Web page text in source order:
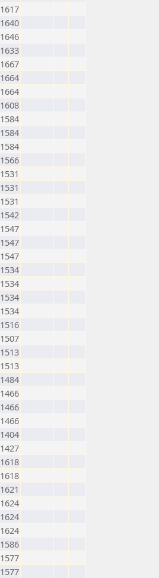
1617
1640
1646
1633
1667
1664
1664
1608
1584
1584
1584
1566
1531
1531
1531
1542
1547
1547
1547
1534
1534
1534
1534
1516
1507
1513
1513
1484
1466
1466
1466
1404
1427
1618
1618
1621
1624
1624
1624
1586
1577
1577